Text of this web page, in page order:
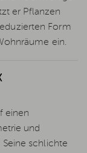
er Pflanzen
Form
ein.
einen
und
schlichte